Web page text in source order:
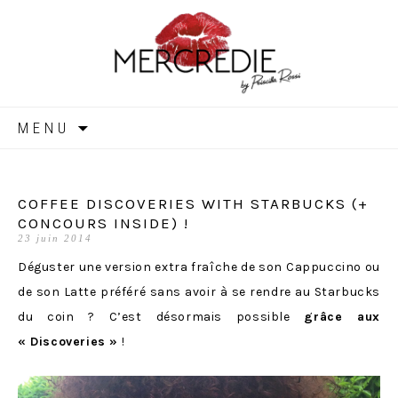
MERCREDIE
MENU
COFFEE DISCOVERIES WITH STARBUCKS (+
CONCOURS INSIDE) !
23 juin 2014
Déguster une version extra fraîche de son Cappuccino ou
de son Latte préféré sans avoir à se rendre au Starbucks
du coin ? C’est désormais possible grâce aux
« Discoveries » !